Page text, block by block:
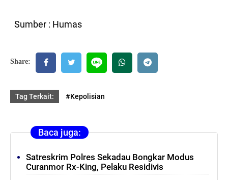
Sumber : Humas
Share:
Tag Terkait: #Kepolisian
Baca juga:
Satreskrim Polres Sekadau Bongkar Modus
Curanmor Rx-King, Pelaku Residivis